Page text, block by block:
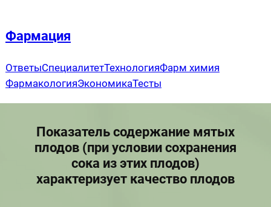
содержимому
Фармация
ОтветыСпециалитетТехнологияФарм химия
ФармакологияЭкономикаТесты
Показатель содержание мятых
плодов (при условии сохранения
сока из этих плодов)
характеризует качество плодов